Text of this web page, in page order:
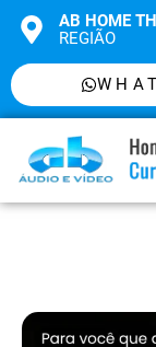
AB HOME
REGIÃO